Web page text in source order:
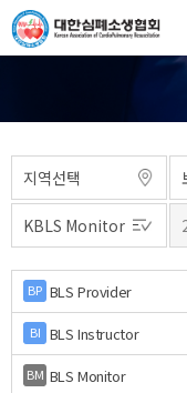
BP BLS Provider
BI BLS Instructor
BM BLS Monitor